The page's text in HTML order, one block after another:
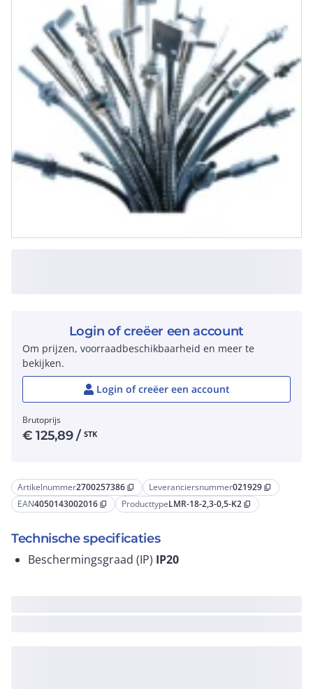
Artikelnummer2700257386 content_copy Leveranciersnummer021929 content_copy
EAN4050143002016 content_copy ProducttypeLMR-18-2,3-0,5-K2 content_copy
Technische specificaties
Beschermingsgraad (IP) IP20
Login of creëer een account
Om prijzen, voorraadbeschikbaarheid en meer te
bekijken.
Login of creëer een account
Brutoprijs
€125,89/ STK